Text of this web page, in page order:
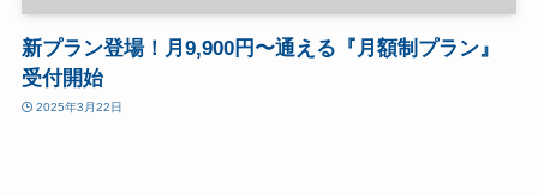
新プラン登場！月9,900円〜通える『月額制プラン』
受付開始
2025年3月22日